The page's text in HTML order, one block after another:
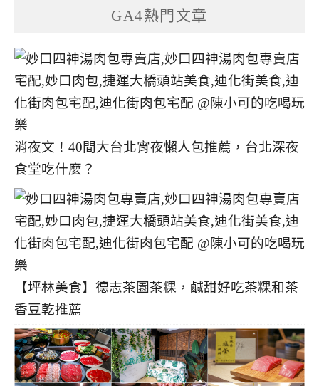
GA4熱門文章
消夜文！40間大台北宵夜懶人包推薦，台北深夜
食堂吃什麼？
【坪林美食】德志茶園茶粿，鹹甜好吃茶粿和茶
香豆乾推薦